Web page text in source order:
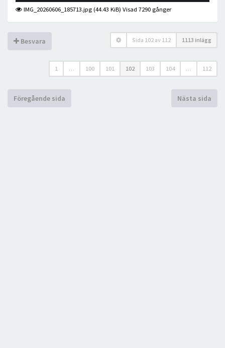
IMG_20260606_185713.jpg (44.43 KiB) Visad 7290 gånger
Besvara Sida 102 av 112 1113 inlägg
1 … 100 101 102 103 104 … 112
Föregående sida Nästa sida